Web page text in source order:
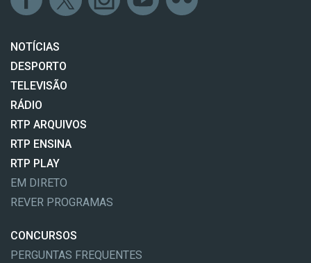
NOTÍCIAS
DESPORTO
TELEVISÃO
RÁDIO
RTP ARQUIVOS
RTP ENSINA
RTP PLAY
EM DIRETO
REVER PROGRAMAS
CONCURSOS
PERGUNTAS FREQUENTES